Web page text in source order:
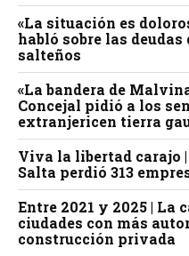
«La situación es
habló sobre las
salteños
«La bandera de
Concejal pidió a los
extranjericen tierra
Viva la libertad carajo
Salta perdió 313
Entre 2021 y 2025 |
ciudades con más
construcción privada